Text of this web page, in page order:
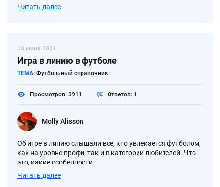
Читать далее
13 июня 2021
Игра в линию в футболе
ТЕМА: Футбольный справочник
Просмотров: 3911 Ответов: 1
Molly Alisson
Об игре в линию слышали все, кто увлекается футболом,
как на уровне профи, так и в категории любителей. Что
это, какие особенности...
Читать далее